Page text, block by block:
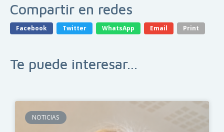
Compartir en redes
Facebook Twitter WhatsApp Email Print
Te puede interesar...
NOTICIAS